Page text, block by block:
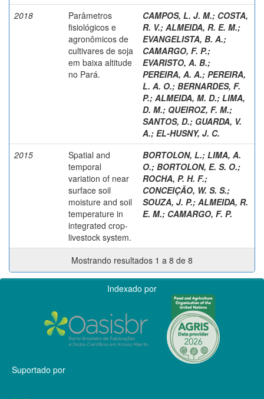
2018
Parâmetros
fisiológicos e
agronômicos de
cultivares de soja
em baixa altitude
no Pará.
CAMPOS, L. J. M.; COSTA,
R. V.; ALMEIDA, R. E. M.;
EVANGELISTA, B. A.;
CAMARGO, F. P.;
EVARISTO, A. B.;
PEREIRA, A. A.; PEREIRA,
L. A. O.; BERNARDES, F.
P.; ALMEIDA, M. D.; LIMA,
D. M.; QUEIROZ, F. M.;
SANTOS, D.; GUARDA, V.
A.; EL-HUSNY, J. C.
2015
Spatial and
temporal
variation of near
surface soil
moisture and soil
temperature in
integrated crop-
livestock system.
BORTOLON, L.; LIMA, A.
O.; BORTOLON, E. S. O.;
ROCHA, P. H. F.;
CONCEIÇÃO, W. S. S.;
SOUZA, J. P.; ALMEIDA, R.
E. M.; CAMARGO, F. P.
Mostrando resultados 1 a 8 de 8
Indexado por
Suportado por